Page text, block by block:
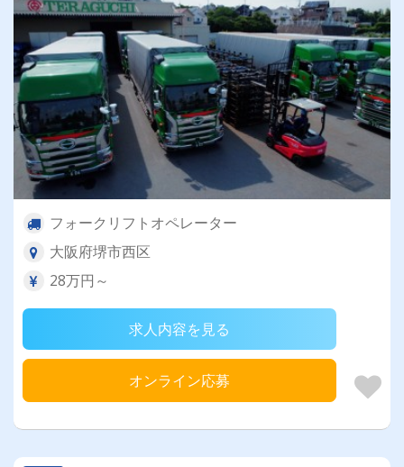
フォークリフトオペレーター
大阪府堺市西区
28万円～
求人内容を見る
オンライン応募